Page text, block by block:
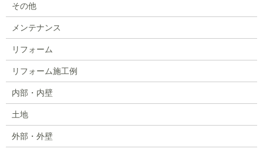
その他
メンテナンス
リフォーム
リフォーム施工例
内部・内壁
土地
外部・外壁